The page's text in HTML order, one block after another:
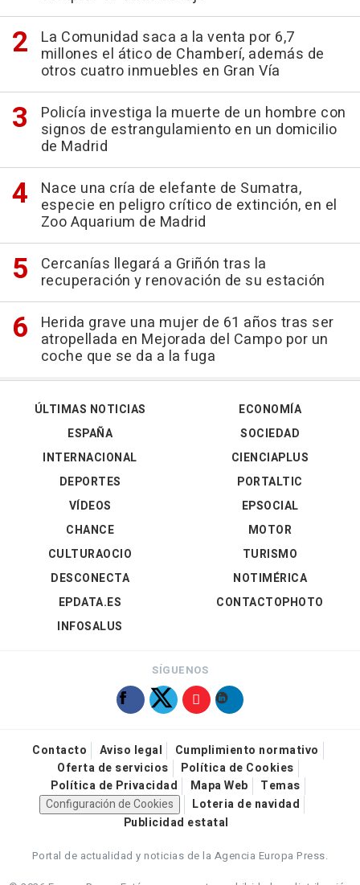
La Comunidad saca a la venta por 6,7
millones el ático de Chamberí, además de
otros cuatro inmuebles en Gran Vía
Policía investiga la muerte de un hombre con
signos de estrangulamiento en un domicilio
de Madrid
Nace una cría de elefante de Sumatra,
especie en peligro crítico de extinción, en el
Zoo Aquarium de Madrid
Cercanías llegará a Griñón tras la
recuperación y renovación de su estación
Herida grave una mujer de 61 años tras ser
atropellada en Mejorada del Campo por un
coche que se da a la fuga
ÚLTIMAS NOTICIAS
ESPAÑA
INTERNACIONAL
DEPORTES
VÍDEOS
ECONOMÍA
SOCIEDAD
CIENCIAPLUS
PORTALTIC
EPSOCIAL
CHANCE
CULTURAOCIO
DESCONECTA
EPDATA.ES
INFOSALUS
MOTOR
TURISMO
NOTIMÉRICA
CONTACTOPHOTO
SÍGUENOS
Contacto Aviso legal
Cumplimiento normativo
Oferta de servicios
Política de Cookies
Política de Privacidad
Mapa Web
Temas
Configuración de Cookies
Loteria de navidad
Publicidad estatal
Portal de actualidad y noticias de la Agencia Europa Press.